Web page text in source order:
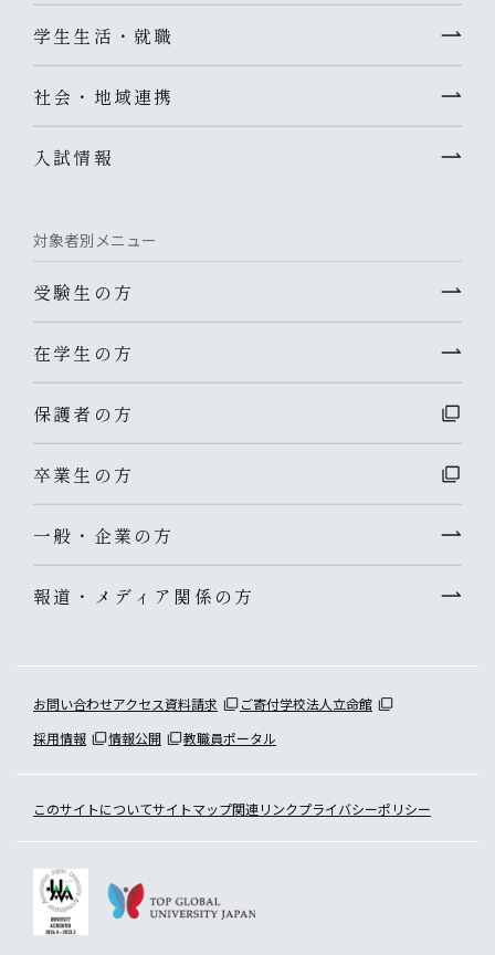
学生生活・就職
社会・地域連携
入試情報
対象者別メニュー
受験生の方
在学生の方
保護者の方
卒業生の方
一般・企業の方
報道・メディア関係の方
お問い合わせアクセス資料請求 ご寄付学校法人立命館
採用情報
情報公開 教職員ポータル
このサイトについてサイトマップ関連リンクプライバシーポリシー